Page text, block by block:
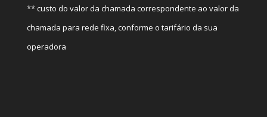
** custo do valor da chamada correspondente ao valor da
chamada para rede fixa, conforme o tarifário da sua
operadora